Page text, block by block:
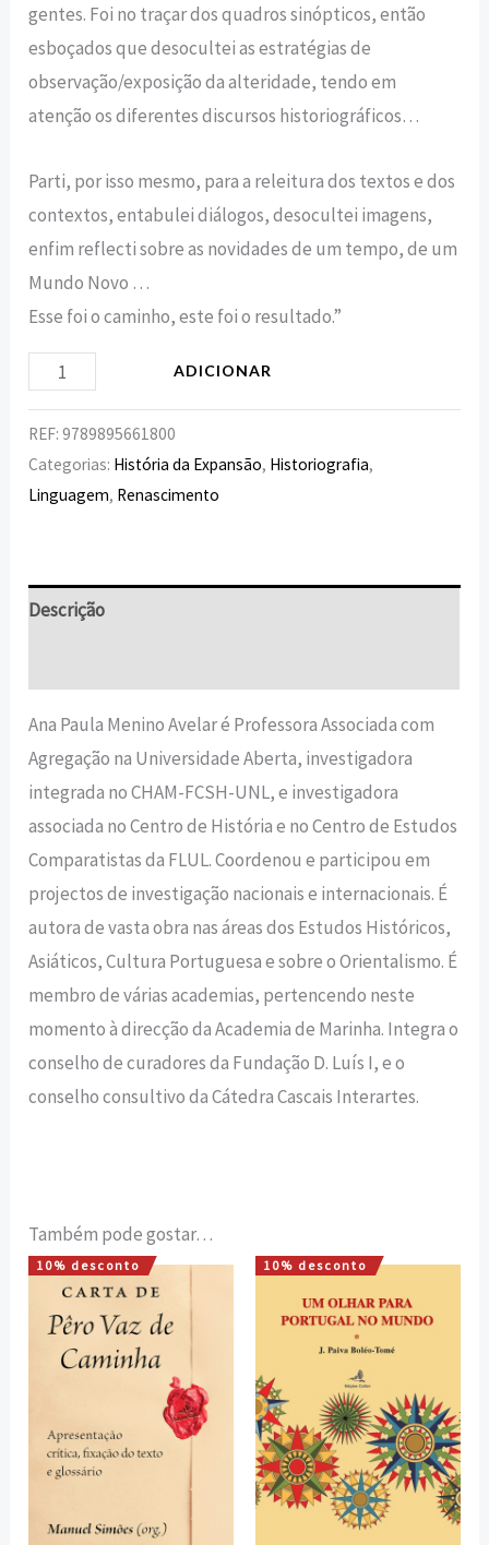
gentes. Foi no traçar dos quadros sinópticos, então
esboçados que desocultei as estratégias de
observação/exposição da alteridade, tendo em
atenção os diferentes discursos historiográficos…
Parti, por isso mesmo, para a releitura dos textos e dos
contextos, entabulei diálogos, desocultei imagens,
enfim reflecti sobre as novidades de um tempo, de um
Mundo Novo …
Esse foi o caminho, este foi o resultado.”
ADICIONAR
REF:9789895661800
Categorias: História da Expansão, Historiografia,
Linguagem, Renascimento
Descrição
Ana Paula Menino Avelar é Professora Associada com
Agregação na Universidade Aberta, investigadora
integrada no CHAM-FCSH-UNL, e investigadora
associada no Centro de História e no Centro de Estudos
Comparatistas da FLUL. Coordenou e participou em
projectos de investigação nacionais e internacionais. É
autora de vasta obra nas áreas dos Estudos Históricos,
Asiáticos, Cultura Portuguesa e sobre o Orientalismo. É
membro de várias academias, pertencendo neste
momento à direcção da Academia de Marinha. Integra o
conselho de curadores da Fundação D. Luís I, e o
conselho consultivo da Cátedra Cascais Interartes.
Também pode gostar…
10% desconto
O
preço
original
era:
7,42 €.
O
preço
atual
é:
6,68 €.
10% desconto
O
preço
original
20,00 €.
O
preço
atual
18,00 €.